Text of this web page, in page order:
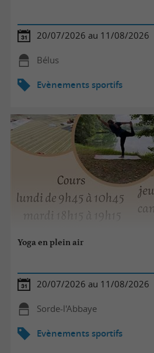
20/07/2026 au 11/08/2026
Bélus
Evènements sportifs
Yoga en plein air
20/07/2026 au 11/08/2026
Sorde-l'Abbaye
Evènements sportifs